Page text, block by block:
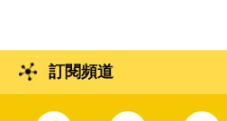
訂閱頻道